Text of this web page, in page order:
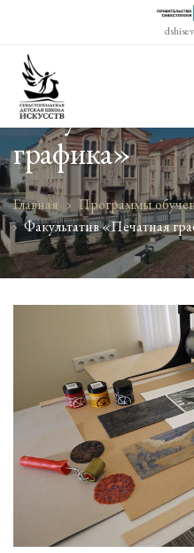
Факультатив
графика»
Главная
Программы
Факультатив «Печатная